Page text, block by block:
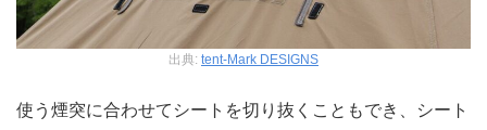
出典: tent-Mark DESIGNS
使う煙突に合わせてシートを切り抜くこともでき、シート